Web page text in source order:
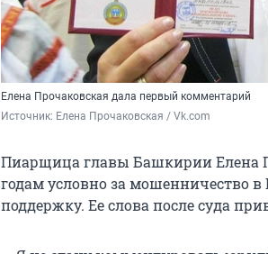
Елена Прочаковская дала первый комментарий
Источник: Елена Прочаковская / Vk.com
Пиарщица главы Башкирии Елена
годам условно за мошенничество в
поддержку. Ее слова после суда